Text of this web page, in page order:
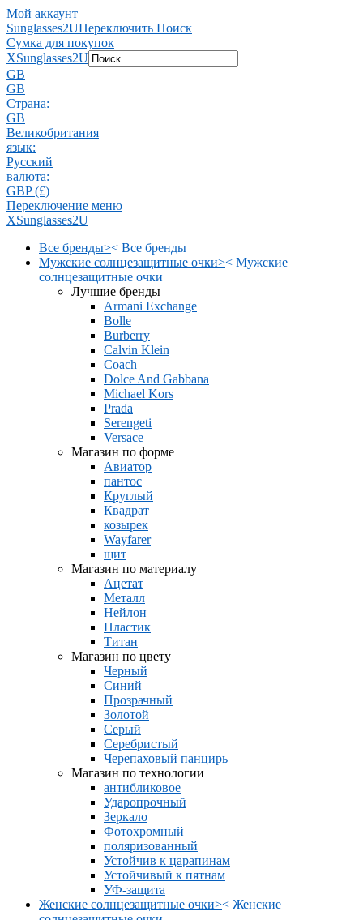
Мой аккаунт
Sunglasses2UПереключить Поиск
Сумка для покупок
XSunglasses2U
GB
GB
Страна:
GB
Великобритания
язык:
Pусский
валюта:
GBP (£)
Переключение меню
XSunglasses2U
Все бренды>< Все бренды
Мужские солнцезащитные очки>< Мужские
солнцезащитные очки
Лучшие бренды
Armani Exchange
Bolle
Burberry
Calvin Klein
Coach
Dolce And Gabbana
Michael Kors
Prada
Serengeti
Versace
Магазин по форме
Авиатор
пантос
Круглый
Квадрат
козырек
Wayfarer
щит
Магазин по материалу
Ацетат
Металл
Нейлон
Пластик
Титан
Магазин по цвету
Черный
Синий
Прозрачный
Золотой
Серый
Серебристый
Черепаховый панцирь
Магазин по технологии
антибликовое
Ударопрочный
Зеркало
Фотохромный
поляризованный
Устойчив к царапинам
Устойчивый к пятнам
УФ-защита
Женские солнцезащитные очки>< Женские